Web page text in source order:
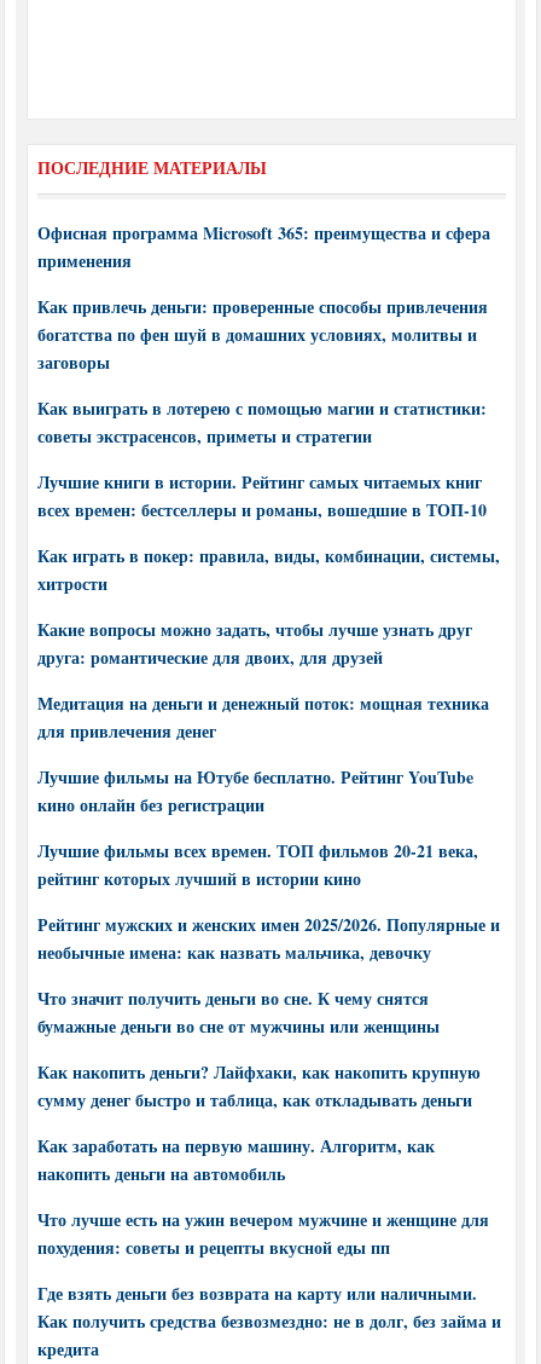
ПОСЛЕДНИЕ МАТЕРИАЛЫ
Офисная программа Microsoft 365: преимущества и сфера
применения
Как привлечь деньги: проверенные способы привлечения
богатства по фен шуй в домашних условиях, молитвы и
заговоры
Как выиграть в лотерею с помощью магии и статистики:
советы экстрасенсов, приметы и стратегии
Лучшие книги в истории. Рейтинг самых читаемых книг
всех времен: бестселлеры и романы, вошедшие в ТОП-10
Как играть в покер: правила, виды, комбинации, системы,
хитрости
Какие вопросы можно задать, чтобы лучше узнать друг
друга: романтические для двоих, для друзей
Медитация на деньги и денежный поток: мощная техника
для привлечения денег
Лучшие фильмы на Ютубе бесплатно. Рейтинг YouTube
кино онлайн без регистрации
Лучшие фильмы всех времен. ТОП фильмов 20-21 века,
рейтинг которых лучший в истории кино
Рейтинг мужских и женских имен 2025/2026. Популярные и
необычные имена: как назвать мальчика, девочку
Что значит получить деньги во сне. К чему снятся
бумажные деньги во сне от мужчины или женщины
Как накопить деньги? Лайфхаки, как накопить крупную
сумму денег быстро и таблица, как откладывать деньги
Как заработать на первую машину. Алгоритм, как
накопить деньги на автомобиль
Что лучше есть на ужин вечером мужчине и женщине для
похудения: советы и рецепты вкусной еды пп
Где взять деньги без возврата на карту или наличными.
Как получить средства безвозмездно: не в долг, без займа и
кредита